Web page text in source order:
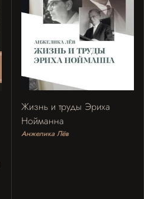
Жизнь и труды Эриха
Нойманна
Анжелика Лёв